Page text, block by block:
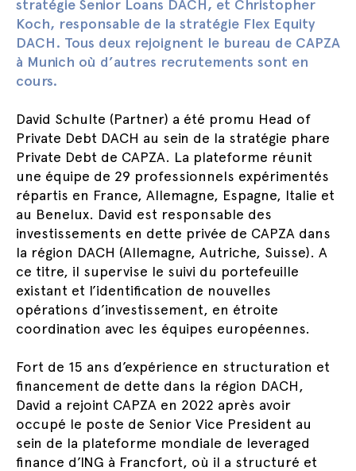
stratégie Senior Loans DACH, et Christopher
Koch, responsable de la stratégie Flex Equity
DACH. Tous deux rejoignent le bureau de CAPZA
à Munich où d’autres recrutements sont en
cours.
David Schulte (Partner) a été promu Head of
Private Debt DACH au sein de la stratégie phare
Private Debt de CAPZA. La plateforme réunit
une équipe de 29 professionnels expérimentés
répartis en France, Allemagne, Espagne, Italie et
au Benelux. David est responsable des
investissements en dette privée de CAPZA dans
la région DACH (Allemagne, Autriche, Suisse). A
ce titre, il supervise le suivi du portefeuille
existant et l’identification de nouvelles
opérations d’investissement, en étroite
coordination avec les équipes européennes.
Fort de 15 ans d’expérience en structuration et
financement de dette dans la région DACH,
David a rejoint CAPZA en 2022 après avoir
occupé le poste de Senior Vice President au
sein de la plateforme mondiale de leveraged
finance d’ING à Francfort, où il a structuré et